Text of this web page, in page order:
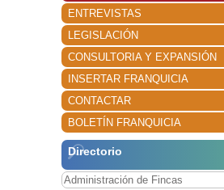
ENTREVISTAS
LEGISLACIÓN
CONSULTORIA Y EXPANSIÓN
INSERTAR FRANQUICIA
CONTACTAR
BOLETÍN FRANQUICIA
Directorio
Administración de Fincas